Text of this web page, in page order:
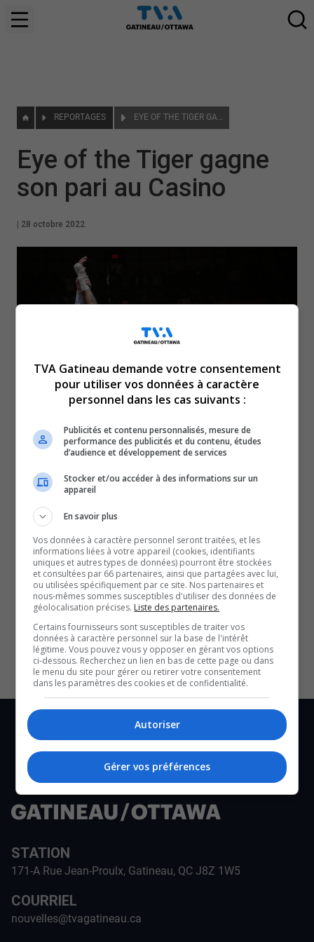
REPORTAGES EYE OF THE TIGER GAGNE SON PARI AU CASINO
Eye of the Tiger gagne
son pari au Casino
28 octobre 2022
Le moins qu’on puisse dire est que Eye of the Tiger
a remporté son pari en effectuant un retour percutant en
Outaouais.
Au terme d’une soirée haute en émotions au Casino du
Lac Leamy, Alexandre Gaumont et Harley-David O’reilly
ont gagné leur combat de façon fracassante.
Résumé avec Étienne Malouin.
SOUTENIR NOS MÉDIAS, C’EST PROTÉGER NOTRE
STATION
171-A Rue Jean-Proulx, Gatineau, QC J8Z 1W5
COURRIEL
nouvelles@tvagatineau.ca
TVA Gatineau demande votre consentement
pour utiliser vos données à caractère
personnel dans les cas suivants :
Publicités et contenu personnalisés, mesure de
performance des publicités et du contenu, études
d’audience et développement de services
Stocker et/ou accéder à des informations sur un
appareil
En savoir plus
Vos données à caractère personnel seront traitées, et les
informations liées à votre appareil (cookies, identifiants
uniques et autres types de données) pourront être stockées
et consultées par 66 partenaires, ainsi que partagées avec lui,
ou utilisées spécifiquement par ce site. Nos partenaires et
nous-mêmes sommes susceptibles d'utiliser des données de
géolocalisation précises. Liste des partenaires.
Certains fournisseurs sont susceptibles de traiter vos
données à caractère personnel sur la base de l'intérêt
légitime. Vous pouvez vous y opposer en gérant vos options
ci-dessous. Recherchez un lien en bas de cette page ou dans
le menu du site pour gérer ou retirer votre consentement
dans les paramètres des cookies et de confidentialité.
Autoriser
Gérer vos préférences